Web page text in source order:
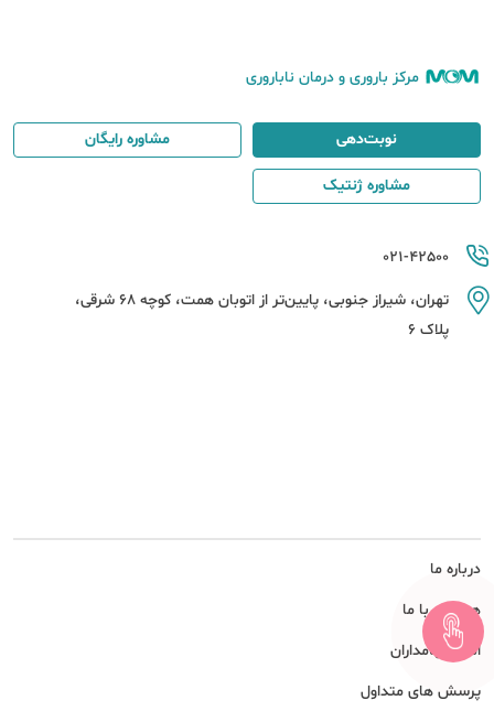
مرکز باروری و درمان ناباروری
درباره ما
همکاری با ما
امور سهامداران
پرسش های متداول
021-42500
تهران، شیراز جنوبی، پایین‌تر از اتوبان همت، کوچه 68 شرقی،
پلاک 6
نوبت‌دهی مشاوره رایگان
مشاوره ژنتیک